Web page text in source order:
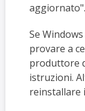
aggiornato".
Se
provare a
produttore
istruzioni.
reinstallare